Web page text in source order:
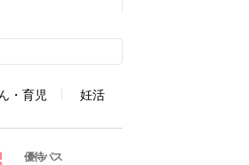
・育児 妊活
優待パス